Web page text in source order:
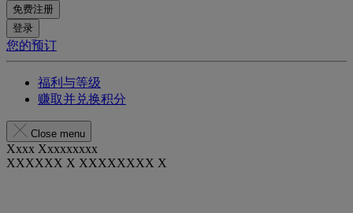
免费注册
登录
您的预订
福利与等级
赚取并兑换积分
Close menu
Xxxx Xxxxxxxxx
XXXXXX X XXXXXXXX X